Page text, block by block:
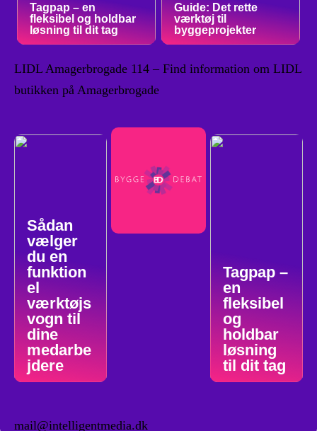
Tagpap – en
fleksibel og holdbar
løsning til dit tag
Guide: Det rette
værktøj til
byggeprojekter
LIDL Amagerbrogade 114 – Find information om LIDL
butikken på Amagerbrogade
Sådan
vælger
du en
funktion
el
værktøjs
vogn til
dine
medarbe
jdere
Tagpap –
en
fleksibel
og
holdbar
løsning
til dit tag
mail@intelligentmedia.dk